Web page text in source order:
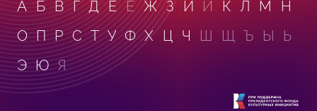
А Б В Г Д Е Ё Ж З И Й К Л М
Н
О П Р С Т У Ф Х Ц Ч Ш Щ Ъ Ы
Ь
Э Ю Я